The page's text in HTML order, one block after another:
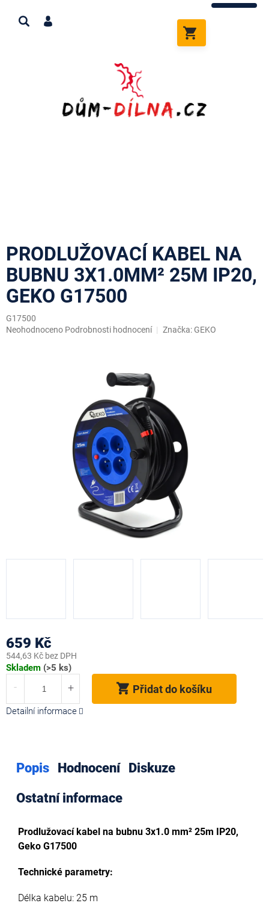
obsah
KOŠÍK
PRODLUŽOVACÍ KABEL NA
BUBNU 3X1.0MM² 25M IP20,
GEKO G17500
G17500
Průměrné
Neohodnoceno Podrobnosti hodnocení Značka: GEKO
659 Kč
544,63 Kč bez DPH
Měrná
Skladem (>5 ks)
Přidat do košíku
Detailní informace
Popis Hodnocení
Diskuze
Ostatní informace
Prodlužovací kabel na bubnu 3x1.0 mm² 25m IP20,
Geko G17500
Technické parametry:
Délka kabelu: 25 m